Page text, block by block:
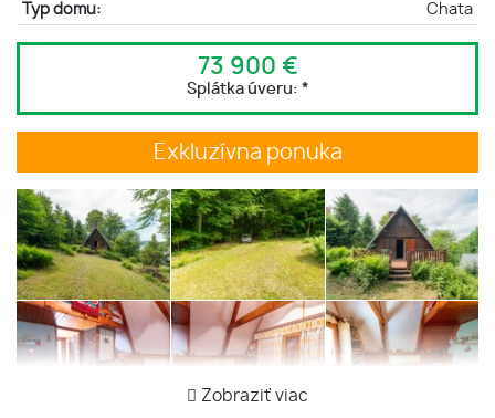
Typ domu:
Chata
73 900 €
Splátka úveru: *
Exkluzívna ponuka
Zobraziť viac